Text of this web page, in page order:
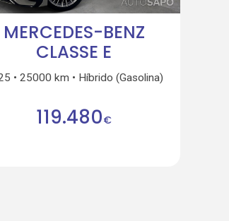
MERCEDES-BENZ
CLASSE E
25000 km Híbrido (Gasolina)
119.480€